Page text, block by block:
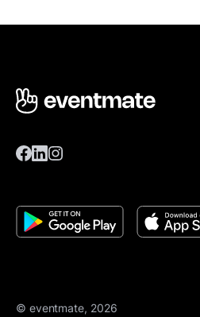
© eventmate, 2026